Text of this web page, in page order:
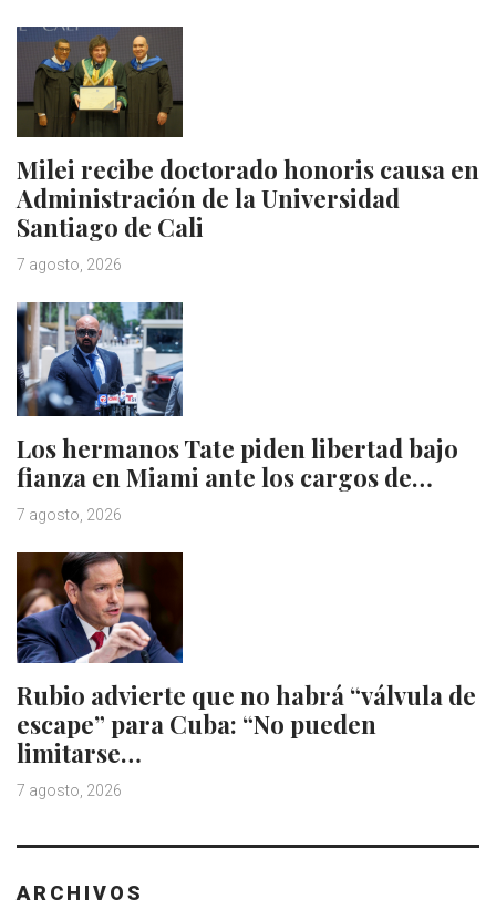
Milei recibe doctorado honoris causa en
Administración de la Universidad
Santiago de Cali
7 agosto, 2026
Los hermanos Tate piden libertad bajo
fianza en Miami ante los cargos de…
7 agosto, 2026
Rubio advierte que no habrá “válvula de
escape” para Cuba: “No pueden
limitarse…
7 agosto, 2026
ARCHIVOS